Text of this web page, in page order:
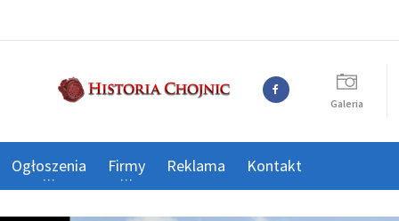
Galeria
Ogłoszenia Firmy Reklama Kontakt